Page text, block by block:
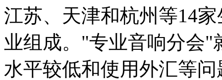
江苏、天津和杭州等14
业组成。"专业音响分会"
水平较低和使用外汇等